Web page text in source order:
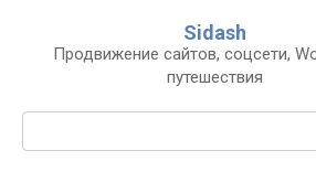
контенту
Sidash
Продвижение сайтов, соцсети,
путешествия